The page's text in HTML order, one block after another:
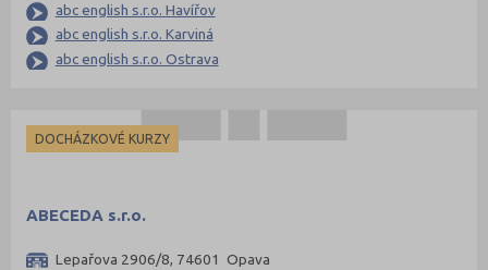
Olomouc (15)
Opava (5)
Pardubice (10)
Plzeň-jih (1)
Plzeň-město (17)
abc english s.r.o. Havířov
abc english s.r.o. Karviná
abc english s.r.o. Ostrava
DOCHÁZKOVÉ KURZY
ABECEDA s.r.o.
Lepařova 2906/8, 74601 Opava